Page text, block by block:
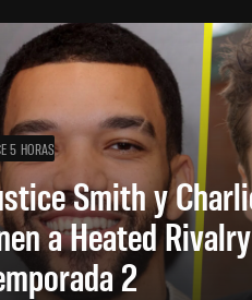
5 HORAS
Smith y
a Heated
2